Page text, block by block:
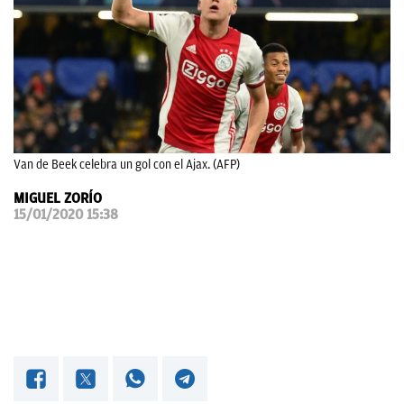
OKDIARIO
Van de Beek celebra un gol con el Ajax. (AFP)
MIGUEL ZORÍO
15/01/2020 15:38